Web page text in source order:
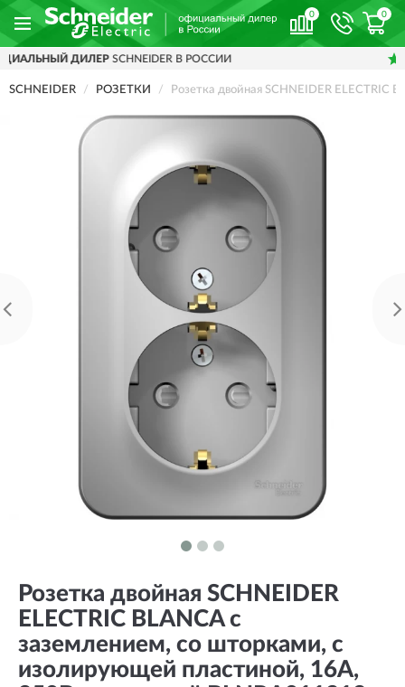
0 0
В РОССИИ ПО ВСЕЙ
SCHNEIDER РОЗЕТКИ Розетка двойная SCHNEIDER
Розетка двойная SCHNEIDER
ELECTRIC BLANCA с
заземлением, со шторками, с
изолирующей пластиной, 16А,